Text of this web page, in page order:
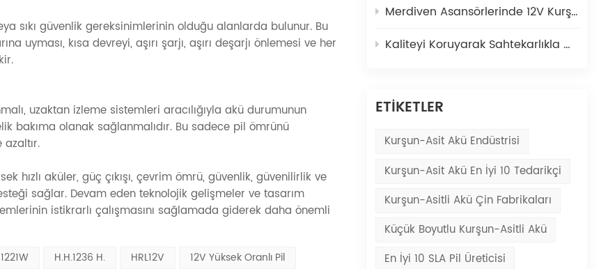
Merdiven Asansörlerinde 12V Kurşun-Asit Aküler | Kaiying Gücü
Kaliteyi Koruyarak Sahtekarlıkla Mücadele | Kaiying Gücü
ETİKETLER
Kurşun-Asit Akü Endüstrisi
Kurşun-Asit Akü En İyi 10 Tedarikçi
Kurşun-Asitli Akü Çin Fabrikaları
Küçük Boyutlu Kurşun-Asitli Akü
En İyi 10 SLA Pil Üreticisi
sıkı güvenlik gereksinimlerinin olduğu alanlarda bulunur. Bu
uyması, kısa devreyi, aşırı şarjı, aşırı deşarjı önlemesi ve her
uzaktan izleme sistemleri aracılığıyla akü durumunun
bakıma olanak sağlanmalıdır. Bu sadece pil ömrünü
hızlı aküler, güç çıkışı, çevrim ömrü, güvenlik, güvenilirlik ve
sağlar. Devam eden teknolojik gelişmeler ve tasarım
istikrarlı çalışmasını sağlamada giderek daha önemli
H.H.1236 H. HRL12V 12V Yüksek Oranlı Pil